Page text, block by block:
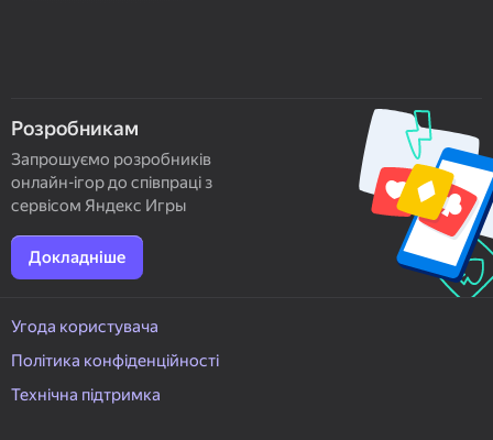
Розробникам
Запрошуємо розробників
онлайн-ігор до співпраці з
сервісом Яндекс Игры
Докладніше
Угода користувача
Політика конфіденційності
Технічна підтримка